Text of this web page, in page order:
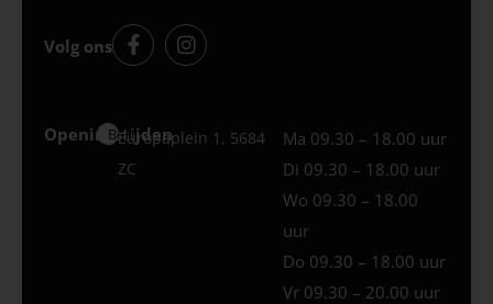
Volg ons
Openingstijden
Best
Europaplein 1, 5684
ZC
Ma 09.30 – 18.00 uur
Di 09.30 – 18.00 uur
Wo 09.30 – 18.00
uur
Do 09.30 – 18.00 uur
Vr 09.30 – 20.00 uur